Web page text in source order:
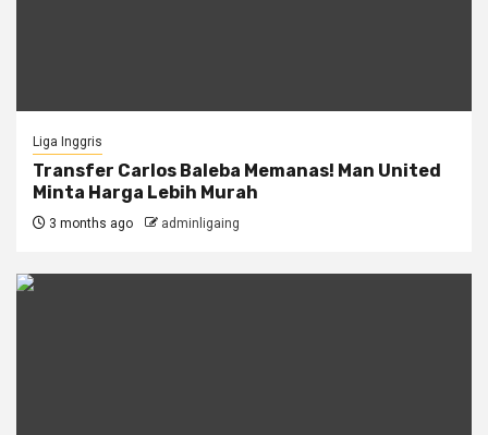
Liga Inggris
Transfer Carlos Baleba Memanas! Man United
Minta Harga Lebih Murah
3 months ago adminligaing